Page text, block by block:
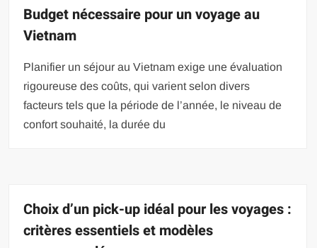
Budget nécessaire pour un voyage au
Vietnam
Planifier un séjour au Vietnam exige une évaluation
rigoureuse des coûts, qui varient selon divers
facteurs tels que la période de l’année, le niveau de
confort souhaité, la durée du
Choix d’un pick-up idéal pour les voyages :
critères essentiels et modèles